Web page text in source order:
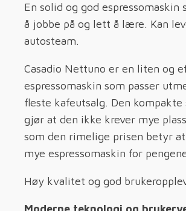
En solid og god espressomaskin
å jobbe på og lett å lære. Kan
autosteam.
Casadio Nettuno er en liten og
espressomaskin som passer
fleste kafeutsalg. Den kompakte
gjør at den ikke krever mye
som den rimelige prisen betyr
mye espressomaskin for
Høy kvalitet og god